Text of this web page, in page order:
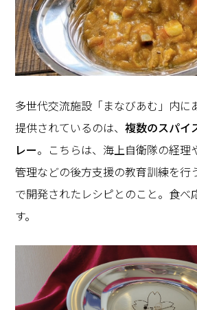
多世代交流施設「まなびあむ」内に
提供されているのは、複数のスパイ
レー。こちらは、海上自衛隊の経理
管理などの後方支援の教育訓練を行
で開発されたレシピとのこと。食べ
す。